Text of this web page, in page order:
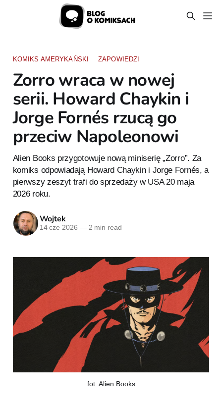
KOMIKS AMERYKAŃSKI ZAPOWIEDZI
Zorro wraca w nowej
serii. Howard Chaykin i
Jorge Fornés rzucą go
przeciw Napoleonowi
Alien Books przygotowuje nową miniserię „Zorro”. Za
komiks odpowiadają Howard Chaykin i Jorge Fornés, a
pierwszy zeszyt trafi do sprzedaży w USA 20 maja
2026 roku.
Wojtek
14 cze 2026 —2 min read
fot. Alien Books